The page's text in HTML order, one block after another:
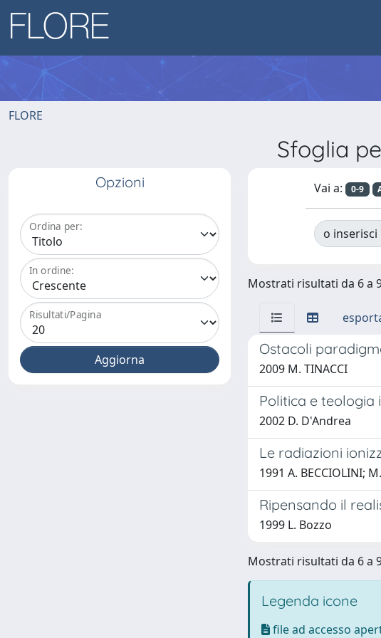
FLORE
Sfoglia
Opzioni
Ordina per:
In ordine:
Risultati/Pagina
Vai a: 0-9
o inserisci
Mostrati risultati da 6 a
Ostacoli
2009 M. TINACCI
Politica e teologia
2002 D. D'Andrea
Le radiazioni
1991 A. BECCIOLINI;
Ripensando il
1999 L. Bozzo
Mostrati risultati da 6 a
Legenda icone
file ad accesso